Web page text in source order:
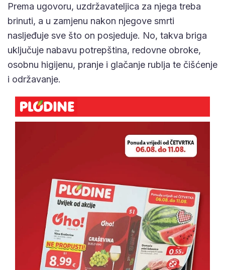
Prema ugovoru, uzdržavateljica za njega treba
brinuti, a u zamjenu nakon njegove smrti
nasljeđuje sve što on posjeduje. No, takva briga
uključuje nabavu potrepština, redovne obroke,
osobnu higijenu, pranje i glačanje rublja te čišćenje
i održavanje.